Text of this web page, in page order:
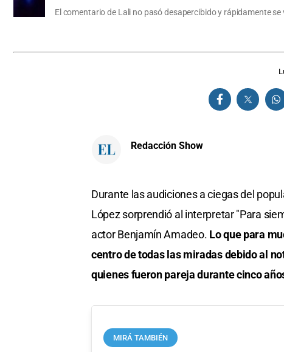
El comentario de Lali no pasó desapercibido y rápidamente se
Redacción Show
Durante las audiciones a ciegas del
López sorprendió al interpretar "Para
actor Benjamín Amadeo. Lo que para
centro de todas las miradas debido al
quienes fueron pareja durante cinco
MIRÁ TAMBIÉN